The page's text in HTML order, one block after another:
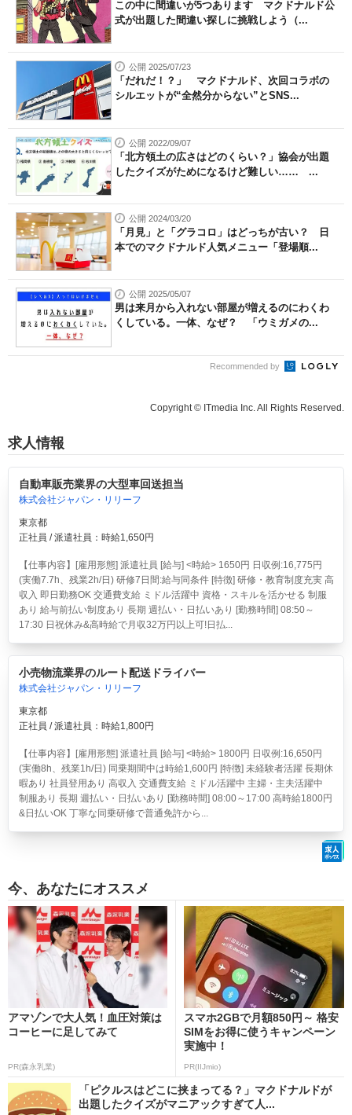
この中に間違いが5つあります マクドナルド公
式が出題した間違い探しに挑戦しよう（...
公開 2025/07/23
「だれだ！？」 マクドナルド、次回コラボの
シルエットが“全然分からない”とSNS...
公開 2022/09/07
「北方領土の広さはどのくらい？」協会が出題
したクイズがためになるけど難しい…… ...
公開 2024/03/20
「月見」と「グラコロ」はどっちが古い？ 日
本でのマクドナルド人気メニュー「登場順...
公開 2025/05/07
男は来月から入れない部屋が増えるのにわくわ
くしている。一体、なぜ？ 「ウミガメの...
Recommended by
Copyright © ITmedia Inc. All Rights Reserved.
求人情報
自動車販売業界の大型車回送担当
株式会社ジャパン・リリーフ
東京都
正社員 / 派遣社員：時給1,650円
【仕事内容】[雇用形態] 派遣社員 [給与] <時給> 1650円 日収例:16,775円
(実働7.7h、残業2h/日) 研修7日間:給与同条件 [特徴] 研修・教育制度充実 高
収入 即日勤務OK 交通費支給 ミドル活躍中 資格・スキルを活かせる 制服
あり 給与前払い制度あり 長期 週払い・日払いあり [勤務時間] 08:50～
17:30 日祝休み&高時給で月収32万円以上可!日払...
小売物流業界のルート配送ドライバー
株式会社ジャパン・リリーフ
東京都
正社員 / 派遣社員：時給1,800円
【仕事内容】[雇用形態] 派遣社員 [給与] <時給> 1800円 日収例:16,650円
(実働8h、残業1h/日) 同乗期間中は時給1,600円 [特徴] 未経験者活躍 長期休
暇あり 社員登用あり 高収入 交通費支給 ミドル活躍中 主婦・主夫活躍中
制服あり 長期 週払い・日払いあり [勤務時間] 08:00～17:00 高時給1800円
&日払いOK 丁寧な同乗研修で普通免許から...
今、あなたにオススメ
アマゾンで大人気！血圧対策は
コーヒーに足してみて
PR(森永乳業)
スマホ2GBで月額850円～ 格安
SIMをお得に使うキャンペーン
実施中！
PR(IIJmio)
「ピクルスはどこに挟まってる？」マクドナルドが
出題したクイズがマニアックすぎて人...